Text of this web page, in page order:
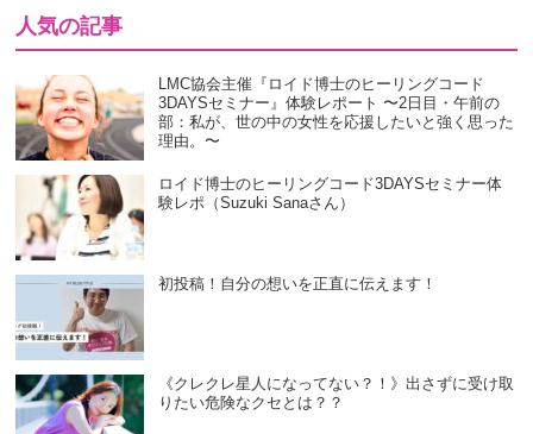
人気の記事
LMC協会主催『ロイド博士のヒーリングコード
3DAYSセミナー』体験レポート 〜2日目・午前の
部：私が、世の中の女性を応援したいと強く思った
理由。〜
ロイド博士のヒーリングコード3DAYSセミナー体
験レポ（Suzuki Sanaさん）
初投稿！自分の想いを正直に伝えます！
《クレクレ星人になってない？！》出さずに受け取
りたい危険なクセとは？？